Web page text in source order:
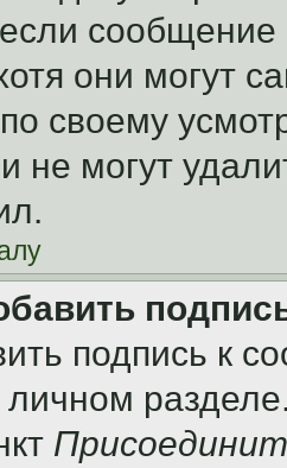
они могут
своему
не могут
подпись к
личном